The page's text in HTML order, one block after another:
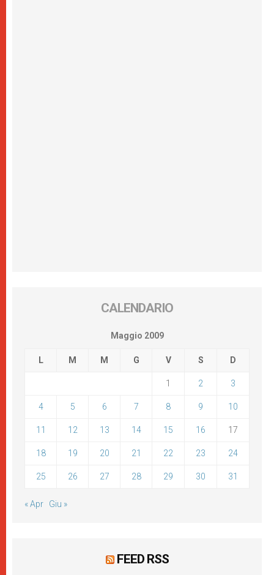
CALENDARIO
Maggio 2009
L M M G V S D
1 2 3
4 5 6 7 8 9 10
11 12 13 14 15 16 17
18 19 20 21 22 23 24
25 26 27 28 29 30 31
« Apr Giu »
FEED RSS